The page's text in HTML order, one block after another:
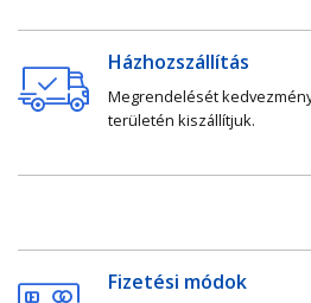
Házhozszállítás
Megrendelését
területén kiszállítjuk.
Fizetési módok